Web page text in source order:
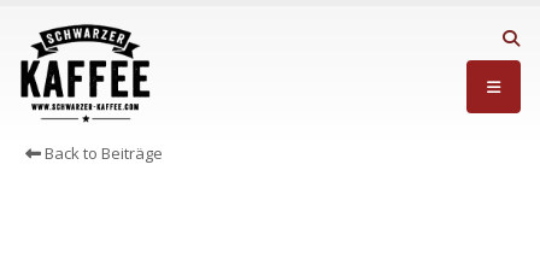
Back to Beiträge